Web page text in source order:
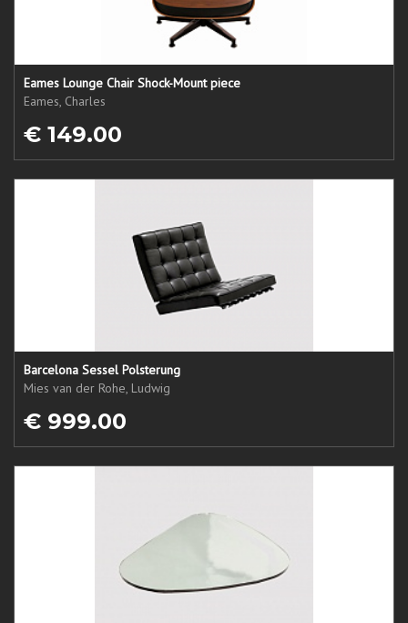
Eames Lounge Chair Shock-Mount piece
Eames, Charles
€ 149.00
Barcelona Sessel Polsterung
Mies van der Rohe, Ludwig
€ 999.00